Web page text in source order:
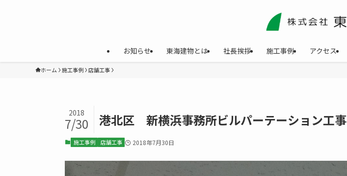
お知らせ 東海建物とは 社長挨拶 施工事例 アクセス
ホーム 施工事例 店舗工事
港北区 新横浜事務所ビルパーテーション工事
2018
7/30
施工事例 店舗工事 2018年7月30日